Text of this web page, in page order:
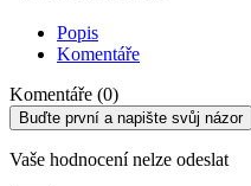
Popis
Komentáře
Komentáře (0)
Buďte první a napište svůj názor
Vaše hodnocení nelze odeslat